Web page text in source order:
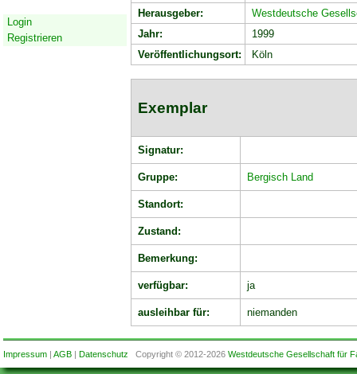
Login
Registrieren
Herausgeber:
Westdeutsche
Jahr:
1999
Veröffentlichungsort:
Köln
Exemplar
Signatur:
Gruppe: Bergisch Land
Standort:
Zustand:
Bemerkung:
verfügbar: ja
ausleihbar für: niemanden
Impressum| AGB| Datenschutz Copyright © 2012-2026 Westdeutsche Gesellschaft für